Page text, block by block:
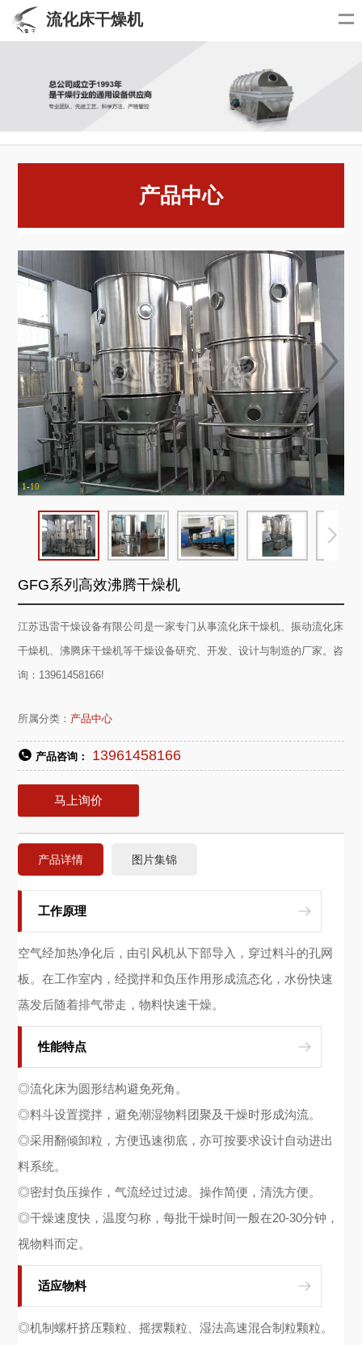
流化床干燥机
产品中心
1-10
GFG系列高效沸腾干燥机
江苏迅雷干燥设备有限公司是一家专门从事流化床干燥机、振动流化床
干燥机、沸腾床干燥机等干燥设备研究、开发、设计与制造的厂家。咨
询：13961458166!
所属分类： 产品中心
产品咨询： 13961458166
马上询价
产品详情 图片集锦
工作原理
空气经加热净化后，由引风机从下部导入，穿过料斗的孔网
板。在工作室内，经搅拌和负压作用形成流态化，水份快速
蒸发后随着排气带走，物料快速干燥。
性能特点
◎流化床为圆形结构避免死角。
◎料斗设置搅拌，避免潮湿物料团聚及干燥时形成沟流。
◎采用翻倾卸粒，方便迅速彻底，亦可按要求设计自动进出
料系统。
◎密封负压操作，气流经过过滤。操作简便，清洗方便。
◎干燥速度快，温度匀称，每批干燥时间一般在20-30分钟，
视物料而定。
适应物料
◎机制螺杆挤压颗粒、摇摆颗粒、湿法高速混合制粒颗粒。